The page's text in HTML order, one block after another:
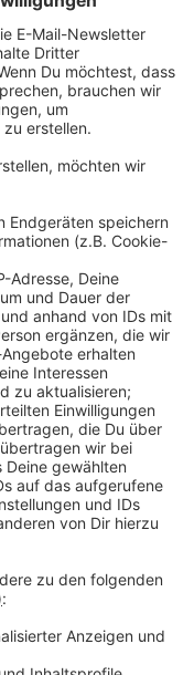
Die
Euro
in diesem
des
dass die
Aufwendungen
durften. Die
von Politik
Bis Moers
allerdings weitere
Düsseldorf.
Euro aus dem